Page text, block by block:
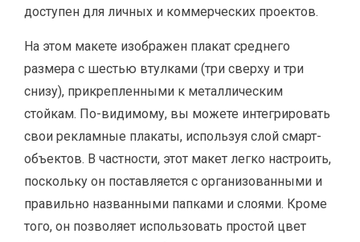
доступен для личных и коммерческих проектов.
На этом макете изображен плакат среднего
размера с шестью втулками (три сверху и три
снизу), прикрепленными к металлическим
стойкам. По-видимому, вы можете интегрировать
свои рекламные плакаты, используя слой смарт-
объектов. В частности, этот макет легко настроить,
поскольку он поставляется с организованными и
правильно названными папками и слоями. Кроме
того, он позволяет использовать простой цвет